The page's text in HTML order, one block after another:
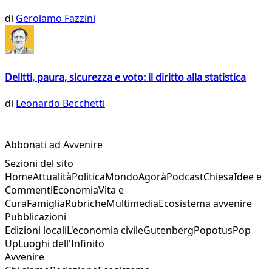
di Gerolamo Fazzini
Delitti, paura, sicurezza e voto: il diritto alla statistica
di Leonardo Becchetti
Abbonati ad Avvenire
Sezioni del sito
HomeAttualitàPoliticaMondoAgoràPodcastChiesaIdee e
CommentiEconomiaVita e
CuraFamigliaRubricheMultimediaEcosistema avvenire
Pubblicazioni
Edizioni localiL'economia civileGutenbergPopotusPop
UpLuoghi dell'Infinito
Avvenire